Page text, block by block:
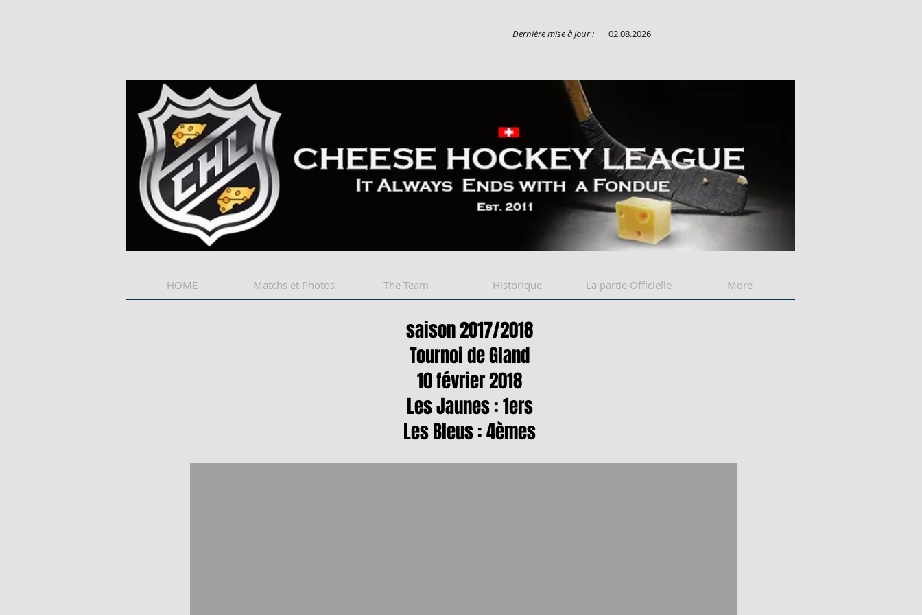
Dernière mise à jour : 02.08.2026
Cheese league
HOME Matchs et Photos The Team Historique La partie Officielle More
saison 2017/2018
Tournoi de Gland
10 février 2018
Les Jaunes : 1ers
Les Bleus : 4èmes